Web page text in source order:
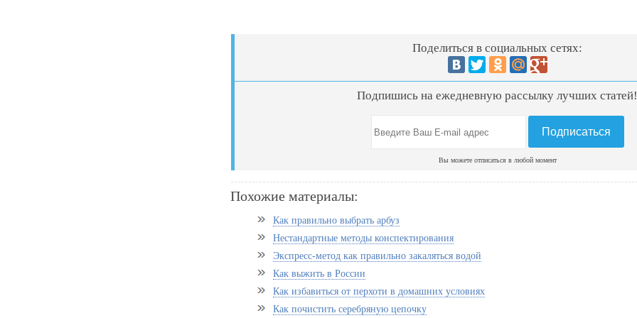
Поделиться в социальных сетях:
Подпишись на ежедневную рассылку лучших
Вы можете отписаться в любой момент
Похожие материалы:
Как правильно выбрать арбуз
Нестандартные методы конспектирования
Экспресс-метод как правильно закаляться водой
Как выжить в России
Как избавиться от перхоти в домашних условиях
Как почистить серебряную цепочку